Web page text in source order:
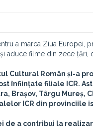
a marca Ziua Europei,
aduce filme din zece
Român și-a
înființate filiale ICR.
Brașov, Târgu Mureș,
ICR din provinciile
de a contribui la